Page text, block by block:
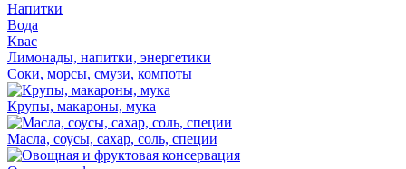
Напитки
Вода
Квас
Лимонады, напитки, энергетики
Соки, морсы, смузи, компоты
Крупы, макароны, мука
Масла, соусы, сахар, соль, специи